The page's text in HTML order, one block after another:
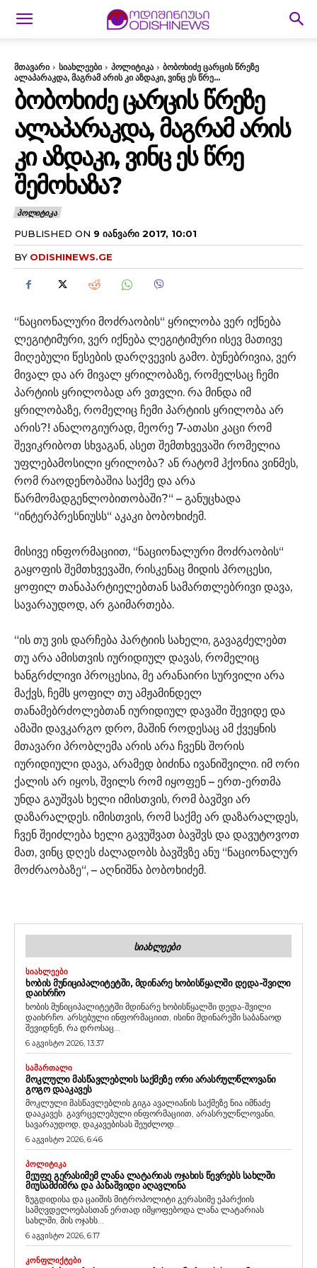
მთავარი სიახლეები პოლიტიკა
ბობოხიძე ცარცის წრეზე
ალაპარაკდა, მაგრამ არის კი აზდაკი, ვინც ეს წრე...
ᲑᲝᲑᲝᲮᲘᲫᲔ ᲪᲐᲠᲪᲘᲡ ᲬᲠᲔᲖᲔ
ᲐᲚᲐᲞᲐᲠᲐᲙᲓᲐ, ᲛᲐᲒᲠᲐᲛ ᲐᲠᲘᲡ
ᲙᲘ ᲐᲖᲓᲐᲙᲘ, ᲕᲘᲜᲪ ᲔᲡ ᲬᲠᲔ
ᲨᲔᲛᲝᲮᲐᲖᲐ?
ᲞᲝᲚᲘᲢᲘᲙᲐ
PUBLISHED ON 9 ᲘᲐᲜᲕᲐᲠᲘ 2017, 10:01
BY ODISHINEWS.GE
“ნაციონალური მოძრაობის“ ყრილობა ვერ იქნება
ლეგიტიმური, ვერ იქნება ლეგიტიმური ისევ მათივე
მიღებული წესების დარღვევის გამო. ბუნებრივია, ვერ
მივალ და არ მივალ ყრილობაზე, რომელსაც ჩემი
პარტიის ყრილობად არ ვთვლი. რა მინდა იმ
ყრილობაზე, რომელიც ჩემი პარტიის ყრილობა არ
არის?! ანალოგიურად, მეორე 7-ათასი კაცი რომ
შევიკრიბოთ სხვაგან, ასეთ შემთხვევაში რომელია
უფლებამოსილი ყრილობა? ან რატომ ჰქონია ვინმეს,
რომ რაოდენობაშია საქმე და არა
წარმომადგენლობითობაში?“ – განუცხადა
“ინტერპრესნიუსს“ აკაკი ბობოხიძემ.
მისივე ინფორმაციით, “ნაციონალური მოძრაობის“
გაყოფის შემთხვევაში, რისკენაც მიდის პროცესი,
ყოფილ თანაპარტიელებთან სამართლებრივი დავა,
სავარაუდოდ, არ გაიმართება.
“ის თუ ვის დარჩება პარტიის სახელი, გავაგძელებთ
თუ არა ამისთვის იურიდიულ დავას, რომელიც
ხანგრძლივი პროცესია, მე არანაირი სურვილი არა
მაქვს, ჩემს ყოფილ თუ ამჟამინდელ
თანამებრძოლებთან იურიდიულ დავაში შევიდე და
ამაში დავკარგო დრო, მაშინ როდესაც ამ ქვეყნის
მთავარი პრობლემა არის არა ჩვენს შორის
იურიდიული დავა, არამედ ბიძინა ივანიშვილი. იმ ორი
ქალის არ იყოს, შვილს რომ იყოფენ – ერთ-ერთმა
უნდა გაუშვას ხელი იმისთვის, რომ ბავშვი არ
დაზარალდეს. იმისთვის, რომ საქმე არ დაზარალდეს,
ჩვენ შეიძლება ხელი გავუშვათ ბავშვს და დავუტოვოთ
მათ, ვინც დღეს ძალადობს ბავშვზე ანუ “ნაციონალურ
მოძრაობაზე“, – აღნიშნა ბობოხიძემ.
ᲡᲘᲐᲮᲚᲔᲔᲑᲘ
ᲡᲘᲐᲮᲚᲔᲔᲑᲘ
ᲮᲝᲑᲘᲡ ᲛᲣᲜᲘᲪᲘᲞᲐᲚᲘᲢᲔᲢᲨᲘ, ᲛᲓᲘᲜᲐᲠᲔ ᲮᲝᲑᲘᲡᲬᲧᲐᲚᲨᲘ ᲓᲔᲓᲐ-ᲨᲕᲘᲚᲘ
ᲓᲐᲘᲮᲠᲩᲝ
ხობის მუნიციპალიტეტში მდინარე ხობისწყალში დედა-შვილი
დაიხრჩო. არსებული ინფორმაციით, ისინი მდინარეში საბანაოდ
შევიდნენ, რა დროსაც...
6 აგვისტო 2026, 13:37
ᲡᲐᲛᲐᲠᲗᲐᲚᲘ
ᲛᲝᲙᲚᲣᲚᲘ ᲛᲐᲡᲬᲐᲕᲚᲔᲑᲚᲘᲡ ᲡᲐᲥᲛᲔᲖᲔ ᲝᲠᲘ ᲐᲠᲐᲡᲠᲣᲚᲬᲚᲝᲕᲐᲜᲘ
ᲒᲝᲒᲝ ᲓᲐᲐᲙᲐᲕᲔᲡ
მოკლული მასწავლებლის გიგა ავალიანის საქმეზე ნია იმნაძე
დააკავეს. გავრცელებული ინფორმაციით, არასრულწლოვანი,
სავარაუდოდ, დაკავებისას შეუძლოდ...
6 აგვისტო 2026, 6:46
ᲞᲝᲚᲘᲢᲘᲙᲐ
ᲛᲔᲣᲤᲔ ᲒᲔᲠᲐᲡᲘᲛᲔᲛ ᲚᲐᲜᲐ ᲚᲐᲢᲐᲠᲘᲐᲡ ᲝᲯᲐᲮᲘᲡ ᲬᲔᲕᲠᲔᲑᲡ ᲡᲐᲮᲚᲨᲘ
ᲛᲘᲣᲡᲐᲛᲫᲘᲛᲠᲐ ᲓᲐ ᲞᲐᲜᲐᲨᲕᲘᲓᲘ ᲐᲦᲐᲕᲚᲘᲜᲐ
ზუგდიდისა და ცაიშის მიტროპოლიტი გერასიმე ეპარქიის
სამღვდელოებასთან ერთად იმყოფებოდა ლანა ლატარიას
სახლში, მის ოჯახს...
6 აგვისტო 2026, 6:17
ᲙᲝᲜᲤᲚᲘᲥᲢᲔᲑᲘ